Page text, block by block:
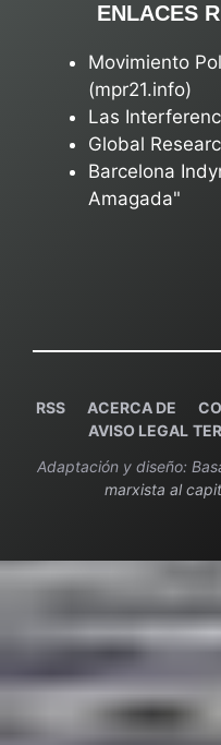
ENLACES
Movimiento
(mpr21.info)
Las
Global
Barcelona
Amagada"
RSS ACERCA DE C
AVISO LEGAL
Adaptación y diseño:
marxista al